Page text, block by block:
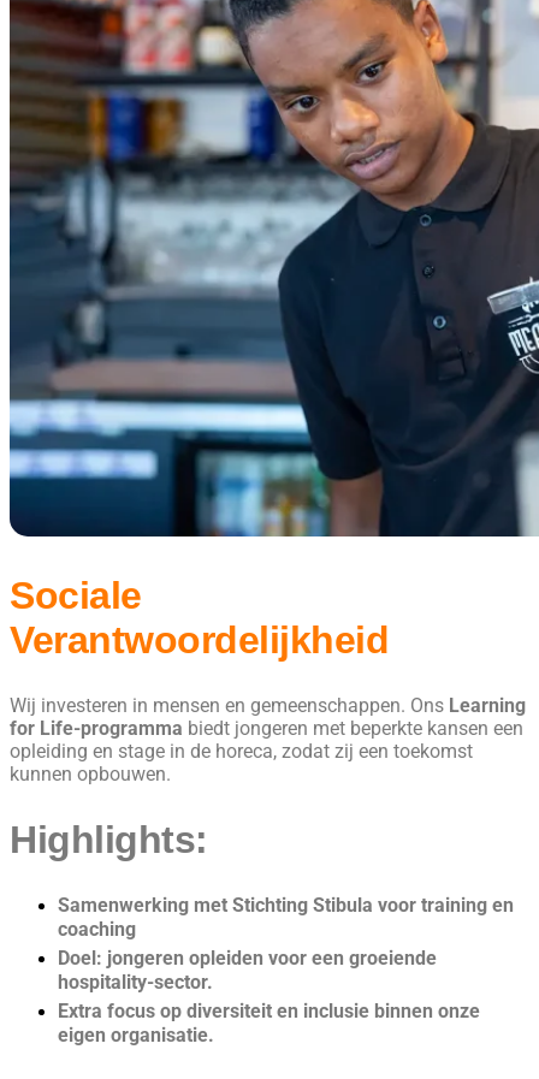
Sociale
Verantwoordelijkheid
Wij investeren in mensen en gemeenschappen. Ons Learning
for Life-programma biedt jongeren met beperkte kansen een
opleiding en stage in de horeca, zodat zij een toekomst
kunnen opbouwen.
Highlights:
Samenwerking met Stichting Stibula voor training en
coaching
Doel: jongeren opleiden voor een groeiende
hospitality-sector.
Extra focus op diversiteit en inclusie binnen onze
eigen organisatie.